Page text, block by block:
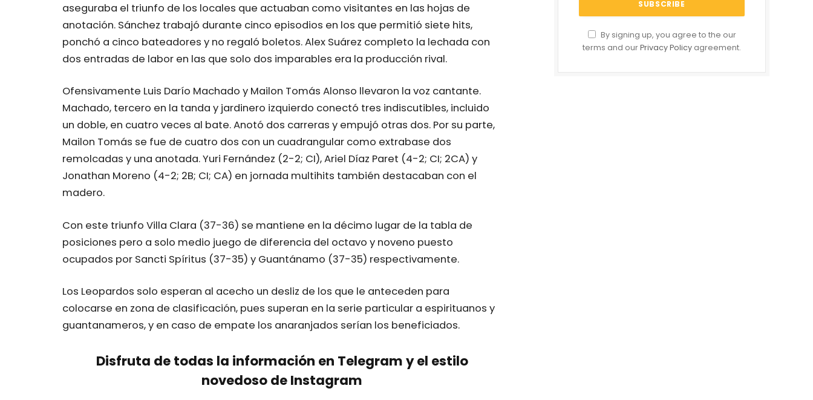
aseguraba el triunfo de los locales que actuaban como visitantes en las hojas de
anotación. Sánchez trabajó durante cinco episodios en los que permitió siete hits,
ponchó a cinco bateadores y no regaló boletos. Alex Suárez completo la lechada con
dos entradas de labor en las que solo dos imparables era la producción rival.
Ofensivamente Luis Darío Machado y Mailon Tomás Alonso llevaron la voz cantante.
Machado, tercero en la tanda y jardinero izquierdo conectó tres indiscutibles, incluido
un doble, en cuatro veces al bate. Anotó dos carreras y empujó otras dos. Por su parte,
Mailon Tomás se fue de cuatro dos con un cuadrangular como extrabase dos
remolcadas y una anotada. Yuri Fernández (2-2; CI), Ariel Díaz Paret (4-2; CI; 2CA) y
Jonathan Moreno (4-2; 2B; CI; CA) en jornada multihits también destacaban con el
madero.
Con este triunfo Villa Clara (37-36) se mantiene en la décimo lugar de la tabla de
posiciones pero a solo medio juego de diferencia del octavo y noveno puesto
ocupados por Sancti Spíritus (37-35) y Guantánamo (37-35) respectivamente.
Los Leopardos solo esperan al acecho un desliz de los que le anteceden para
colocarse en zona de clasificación, pues superan en la serie particular a espirituanos y
guantanameros, y en caso de empate los anaranjados serían los beneficiados.
Disfruta de todas la información en Telegram y el estilo
novedoso de Instagram
By signing up, you agree to the our
terms and ourPrivacy Policy agreement.